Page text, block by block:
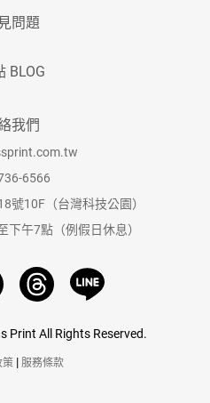
問題
BLOG
我們
6566
號10F（台灣科技公園）
下午7點（例假日休息）
Print All Rights Reserved.
策| 服務條款